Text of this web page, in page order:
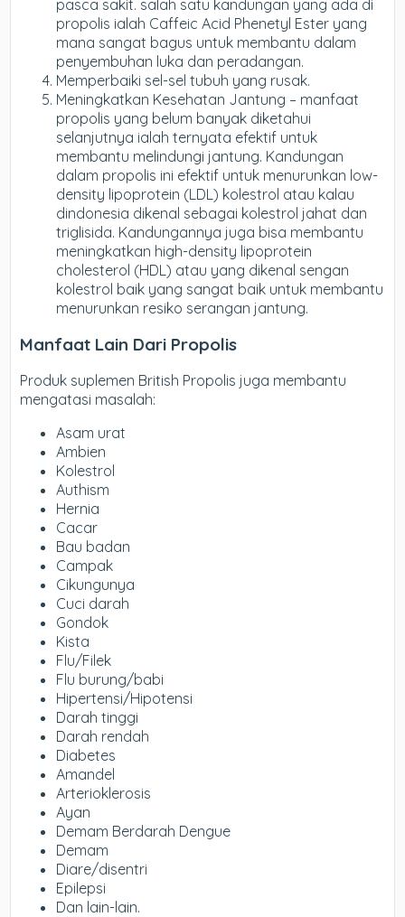
pasca sakit. salah satu kandungan yang ada di
propolis ialah Caffeic Acid Phenetyl Ester yang
mana sangat bagus untuk membantu dalam
penyembuhan luka dan peradangan.
Memperbaiki sel-sel tubuh yang rusak.
Meningkatkan Kesehatan Jantung – manfaat
propolis yang belum banyak diketahui
selanjutnya ialah ternyata efektif untuk
membantu melindungi jantung. Kandungan
dalam propolis ini efektif untuk menurunkan low-
density lipoprotein (LDL) kolestrol atau kalau
dindonesia dikenal sebagai kolestrol jahat dan
triglisida. Kandungannya juga bisa membantu
meningkatkan high-density lipoprotein
cholesterol (HDL) atau yang dikenal sengan
kolestrol baik yang sangat baik untuk membantu
menurunkan resiko serangan jantung.
Manfaat Lain Dari Propolis
Produk suplemen British Propolis juga membantu
mengatasi masalah:
Asam urat
Ambien
Kolestrol
Authism
Hernia
Cacar
Bau badan
Campak
Cikungunya
Cuci darah
Gondok
Kista
Flu/Filek
Flu burung/babi
Hipertensi/Hipotensi
Darah tinggi
Darah rendah
Diabetes
Amandel
Arterioklerosis
Ayan
Demam Berdarah Dengue
Demam
Diare/disentri
Epilepsi
Dan lain-lain.